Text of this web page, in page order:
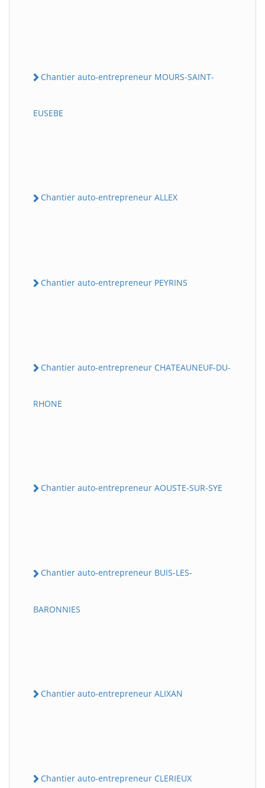
Chantier auto-entrepreneur MOURS-SAINT-
EUSEBE
Chantier auto-entrepreneur ALLEX
Chantier auto-entrepreneur PEYRINS
Chantier auto-entrepreneur CHATEAUNEUF-DU-
RHONE
Chantier auto-entrepreneur AOUSTE-SUR-SYE
Chantier auto-entrepreneur BUIS-LES-
BARONNIES
Chantier auto-entrepreneur ALIXAN
Chantier auto-entrepreneur CLERIEUX